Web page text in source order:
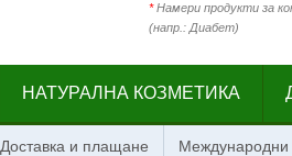
*Намери продукти за
(напр.: Диабет)
НАТУРАЛНА КОЗМЕТИКА
Доставка и плащане Международни